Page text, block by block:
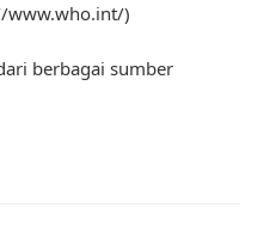
www.who.int/)
berbagai sumber